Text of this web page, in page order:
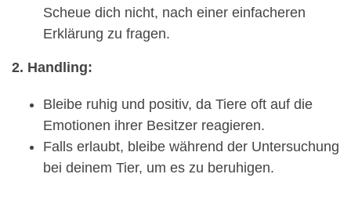
Scheue dich nicht, nach einer einfacheren
Erklärung zu fragen.
2. Handling:
Bleibe ruhig und positiv, da Tiere oft auf die
Emotionen ihrer Besitzer reagieren.
Falls erlaubt, bleibe während der Untersuchung
bei deinem Tier, um es zu beruhigen.